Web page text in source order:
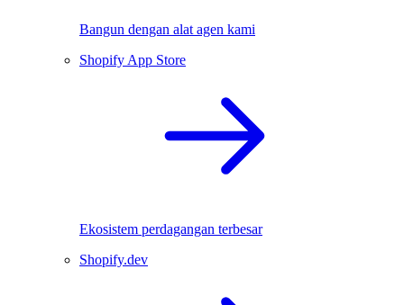
Bangun dengan alat agen kami
Shopify App Store
Ekosistem perdagangan terbesar
Shopify.dev